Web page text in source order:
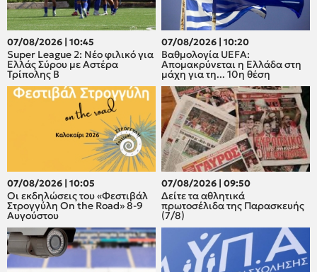
07/08/2026 | 10:45
Super League 2: Νέο φιλικό για
Ελλάς Σύρου με Αστέρα
Τρίπολης Β
07/08/2026 | 10:20
Βαθμολογία UEFA:
Απομακρύνεται η Ελλάδα στη
μάχη για τη... 10η θέση
07/08/2026 | 10:05
Οι εκδηλώσεις του «Φεστιβάλ
Στρογγύλη On the Road» 8-9
Αυγούστου
07/08/2026 | 09:50
Δείτε τα αθλητικά
πρωτοσέλιδα της Παρασκευής
(7/8)